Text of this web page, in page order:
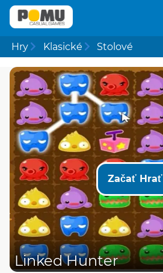
Hry Klasické Stolové
Začať Hrať
Linked Hunter